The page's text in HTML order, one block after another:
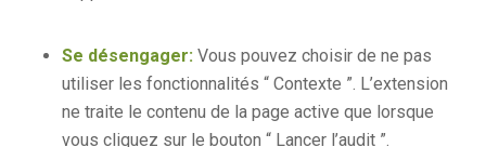
Se désengager:Vous pouvez choisir de ne pas
utiliser les fonctionnalités “ Contexte ”. L’extension
ne traite le contenu de la page active que lorsque
vous cliquez sur le bouton “ Lancer l’audit ”.